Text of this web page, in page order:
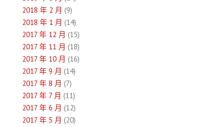
2018 年 2 月 (9)
2018 年 1 月 (14)
2017 年 12 月 (15)
2017 年 11 月 (18)
2017 年 10 月 (16)
2017 年 9 月 (14)
2017 年 8 月 (7)
2017 年 7 月 (11)
2017 年 6 月 (12)
2017 年 5 月 (20)